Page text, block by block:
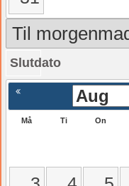
Slutdato
Må Ti On